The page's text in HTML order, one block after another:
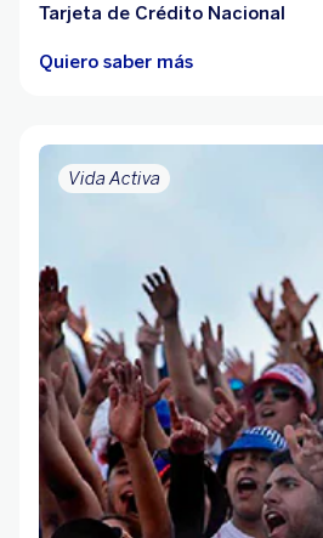
Tarjeta de Crédito Nacional
Quiero saber más
Vida Activa